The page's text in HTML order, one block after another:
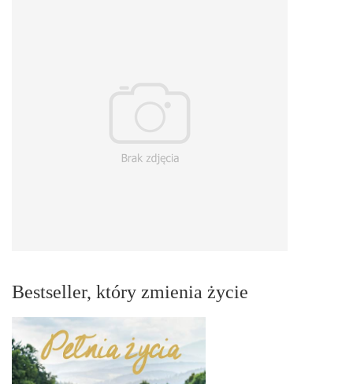
Bestseller, który zmienia życie